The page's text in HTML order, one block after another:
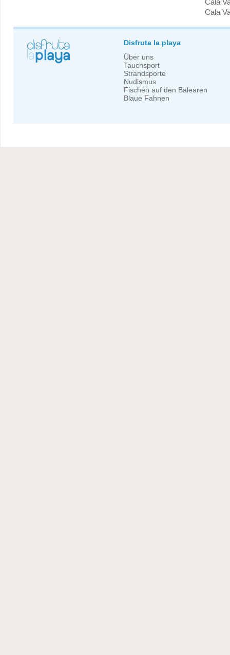
Cala
Cala
Disfruta la playa
Über uns
Tauchsport
Strandsporte
Nudismus
Fischen auf den Balearen
Blaue Fahnen